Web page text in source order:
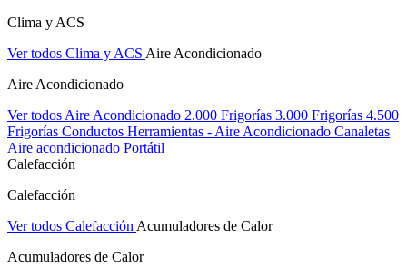
Clima y ACS
Ver todos Clima y ACS Aire Acondicionado
Aire Acondicionado
Ver todos Aire Acondicionado 2.000 Frigorías 3.000 Frigorías 4.500
Frigorías Conductos Herramientas - Aire Acondicionado Canaletas
Aire acondicionado Portátil
Calefacción
Calefacción
Ver todos Calefacción Acumuladores de Calor
Acumuladores de Calor